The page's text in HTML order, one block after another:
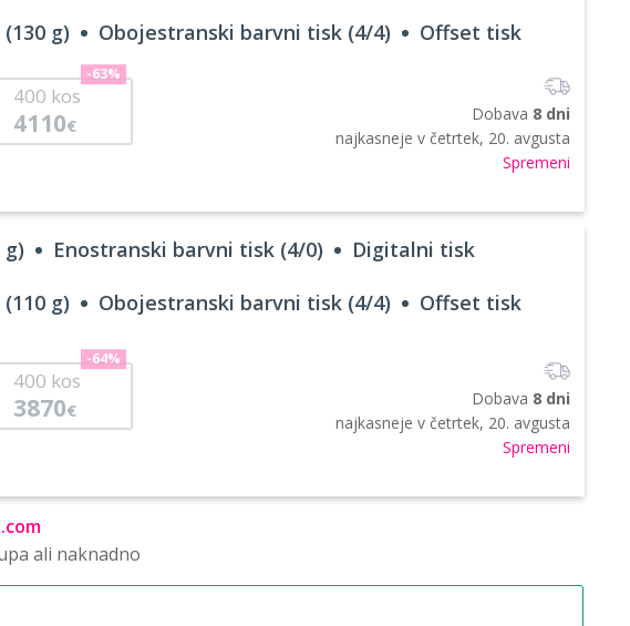
g) Obojestranski barvni tisk (4/4) Offset tisk
400 kos
4110€
-63%
Dobava 8 dni
najkasneje v četrtek, 20. avgusta
Spremeni
Enostranski barvni tisk (4/0) Digitalni tisk
g) Obojestranski barvni tisk (4/4) Offset tisk
400 kos
3870€
-64%
Dobava 8 dni
najkasneje v četrtek, 20. avgusta
Spremeni
ali naknadno